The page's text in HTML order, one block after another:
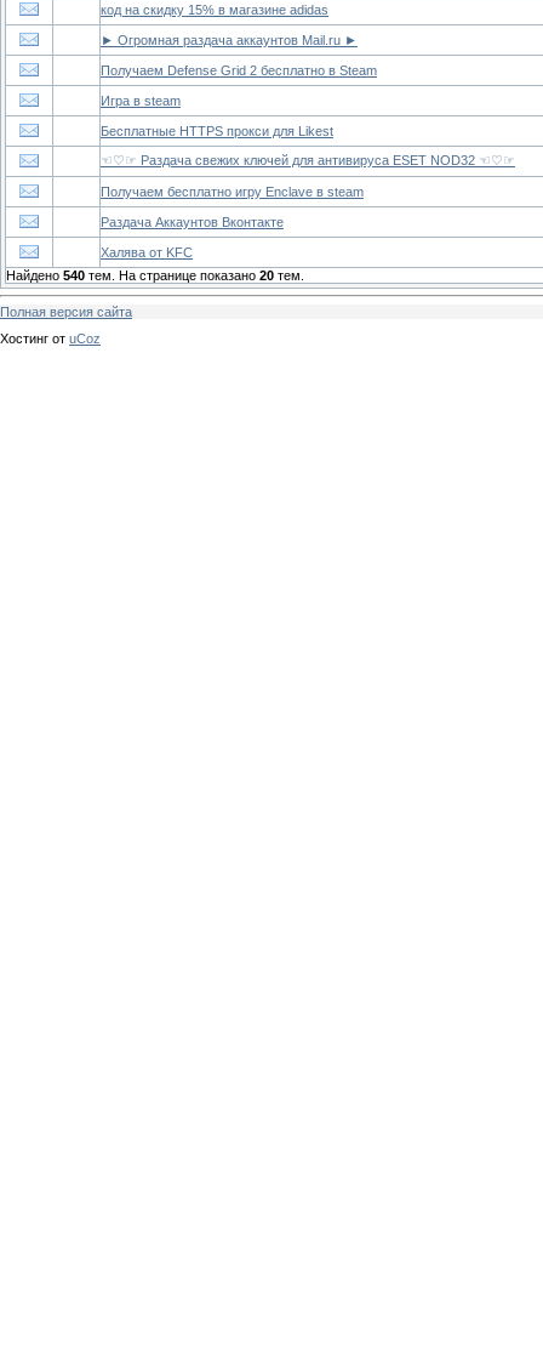
код на скидку 15% в магазине adidas
► Огромная раздача аккаунтов Mail.ru ►
Получаем Defense Grid 2 бесплатно в Steam
Игра в steam
Бесплатные HTTPS прокси для Likest
☜♡☞ Раздача свежих ключей для антивируса ESET NOD32 ☜♡☞
Получаем бесплатно игру Enclave в steam
Раздача Аккаунтов Вконтакте
Халява от KFC
Найдено 540 тем. На странице показано 20 тем.
Полная версия сайта
Хостинг от uCoz